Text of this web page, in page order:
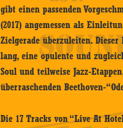
gibt einen passenden
(2017) angemessen als
Zielgerade überzuleiten.
lang, eine opulente und
Soul und teilweise Jazz-
überraschenden Beethoven-
Die 17 Tracks von “Live At